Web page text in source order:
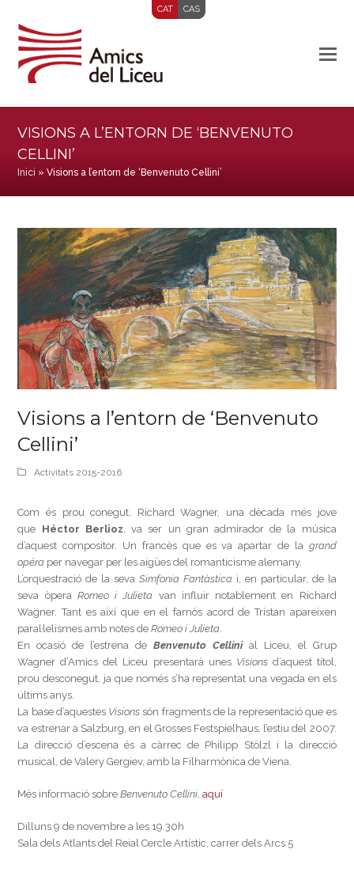
CAT CAS
VISIONS A L’ENTORN DE ‘BENVENUTO
CELLINI’
Inici »Visions a l’entorn de ‘Benvenuto Cellini’
Visions a l’entorn de ‘Benvenuto
Cellini’
Activitats 2015-2016
Com és prou conegut, Richard Wagner, una dècada més jove
que Héctor Berlioz, va ser un gran admirador de la música
d’aquest compositor. Un francès que es va apartar de la grand
opéra per navegar per les aigües del romanticisme alemany.
L’orquestració de la sevaSimfonia Fantàstica i, en particular, de la
seva òpera Romeo i Julieta van influir notablement en Richard
Wagner. Tant es així que en el famós acord de Tristan apareixen
paral·lelismes amb notes deRomeo i Julieta.
En ocasió de l’estrena de Benvenuto Cellinial Liceu, el Grup
Wagner d’Amics del Liceu presentarà unes Visionsd’aquest títol,
prou desconegut, ja que només s’ha representat una vegada en els
últims anys.
La base d’aquestes Visions són fragments de la representació que es
va estrenar a Salzburg, en el Grosses Festspielhaus, l’estiu del 2007.
La direcció d’escena és a càrrec de Philipp Stölzl i la direcció
musical, de Valery Gergiev, amb la Filharmònica de Viena.
Més informació sobreBenvenuto Cellini,aquí
Dilluns 9 de novembre a les 19.30h
Sala dels Atlants del Reial Cercle Artístic, carrer dels Arcs 5